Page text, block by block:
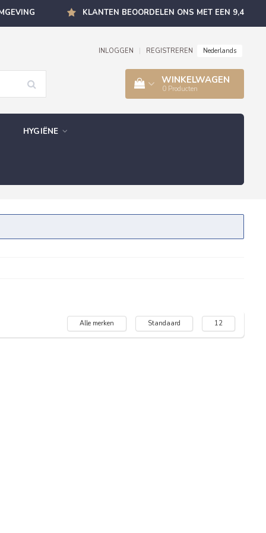
KLANTEN BEOORDELEN ONS MET EEN 9,4
INLOGGEN REGISTREREN Nederlands
WINKELWAGEN
0 Producten
HYGIËNE
Alle merken Standaard 12